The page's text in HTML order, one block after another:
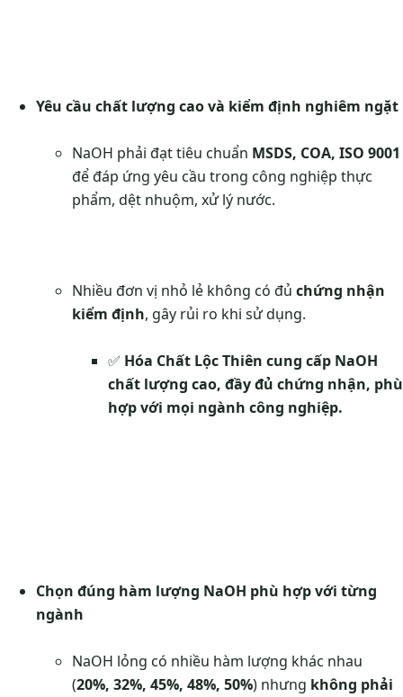
Yêu cầu chất lượng cao và kiểm định nghiêm ngặt
NaOH phải đạt tiêu chuẩn MSDS, COA, ISO 9001
để đáp ứng yêu cầu trong công nghiệp thực
phẩm, dệt nhuộm, xử lý nước.
Nhiều đơn vị nhỏ lẻ không có đủ chứng nhận
kiểm định, gây rủi ro khi sử dụng.
✅ Hóa Chất Lộc Thiên cung cấp NaOH
chất lượng cao, đầy đủ chứng nhận, phù
hợp với mọi ngành công nghiệp.
Chọn đúng hàm lượng NaOH phù hợp với từng
ngành
NaOH lỏng có nhiều hàm lượng khác nhau
(20%, 32%, 45%, 48%, 50%) nhưng không phải